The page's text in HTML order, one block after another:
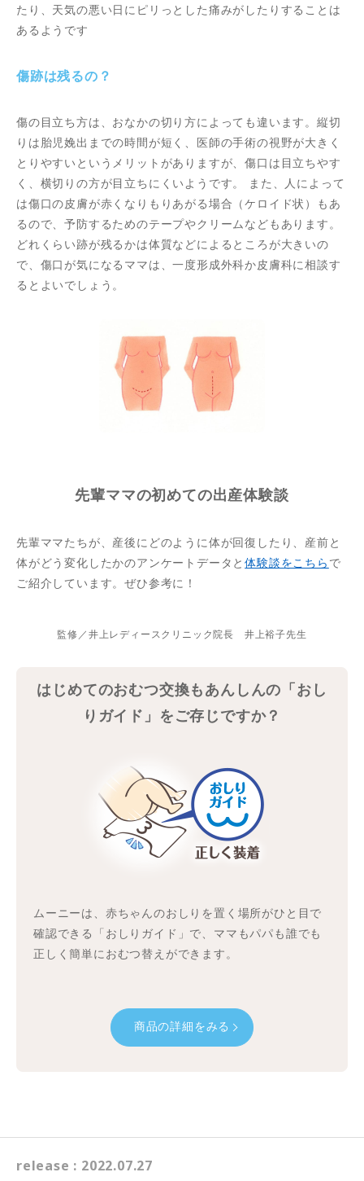
たり、天気の悪い日にピリっとした痛みがしたりすることは
あるようです
傷跡は残るの？
傷の目立ち方は、おなかの切り方によっても違います。縦切
りは胎児娩出までの時間が短く、医師の手術の視野が大きく
とりやすいというメリットがありますが、傷口は目立ちやす
く、横切りの方が目立ちにくいようです。 また、人によって
は傷口の皮膚が赤くなりもりあがる場合（ケロイド状）もあ
るので、予防するためのテープやクリームなどもあります。
どれくらい跡が残るかは体質などによるところが大きいの
で、傷口が気になるママは、一度形成外科か皮膚科に相談す
るとよいでしょう。
先輩ママの初めての出産体験談
先輩ママたちが、産後にどのように体が回復したり、産前と
体がどう変化したかのアンケートデータと体験談をこちら で
ご紹介しています。ぜひ参考に！
監修／井上レディースクリニック院長 井上裕子先生
はじめてのおむつ交換もあんしんの「おし
りガイド」をご存じですか？
ムーニーは、赤ちゃんのおしりを置く場所がひと目で
確認できる「おしりガイド」で、ママもパパも誰でも
正しく簡単におむつ替えができます。
商品の詳細をみる
release : 2022.07.27